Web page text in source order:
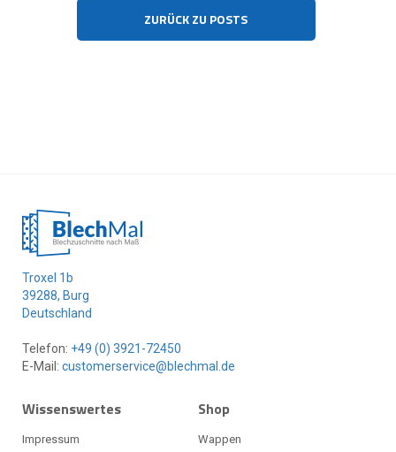
ZURÜCK ZU POSTS
Troxel 1b
39288, Burg
Deutschland
Telefon: +49 (0) 3921-72450
E-Mail: customerservice@blechmal.de
Wissenswertes
Impressum
Shop
Wappen